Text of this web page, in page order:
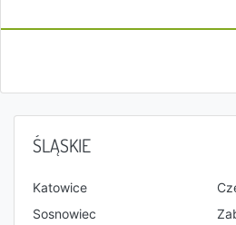
ŚLĄSKIE
Katowice
Sosnowiec